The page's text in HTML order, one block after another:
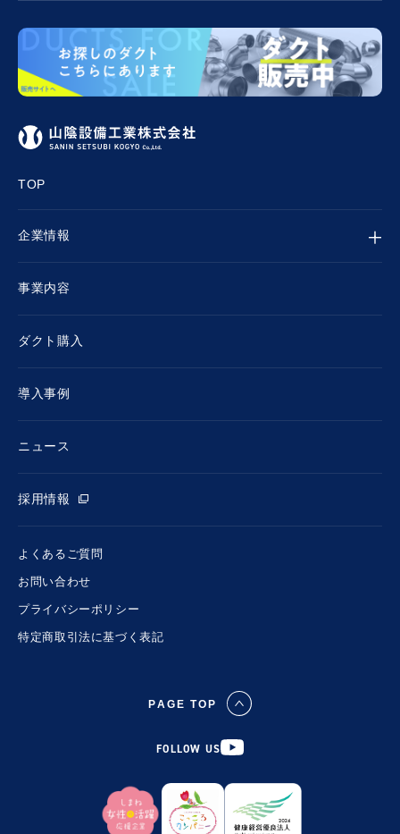
TOP
企業情報
事業内容
ダクト購入
導入事例
ニュース
採用情報
よくあるご質問
お問い合わせ
プライバシーポリシー
特定商取引法に基づく表記
FOLLOW US
PAGE TOP